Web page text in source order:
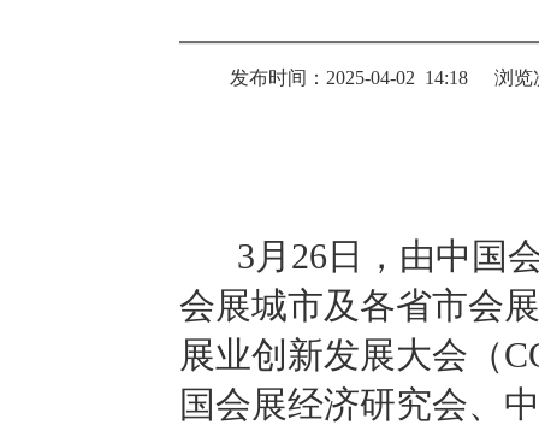
发布时间：2025-04-02 14:18 浏览
3月26日，由中国会
会展城市及各省市会
展业创新发展大会（
国会展经济研究会、